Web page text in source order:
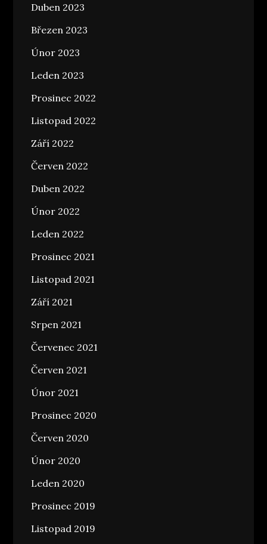
Duben 2023
Březen 2023
Únor 2023
Leden 2023
Prosinec 2022
Listopad 2022
Září 2022
Červen 2022
Duben 2022
Únor 2022
Leden 2022
Prosinec 2021
Listopad 2021
Září 2021
Srpen 2021
Červenec 2021
Červen 2021
Únor 2021
Prosinec 2020
Červen 2020
Únor 2020
Leden 2020
Prosinec 2019
Listopad 2019